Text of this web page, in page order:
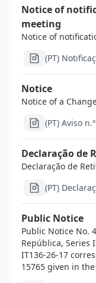
Notice of
meeting
Notice of
(PT)
Notice
Notice of a
(PT) Aviso
Declaração de
Declaração de
(PT)
Public Notice
Public Notice No.
República, Series
IT136-26-17
15765 given in